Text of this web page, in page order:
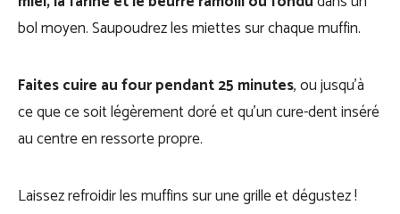
bol moyen. Saupoudrez les miettes sur chaque muffin.
Faites cuire au four pendant 25 minutes, ou jusqu’à
ce que ce soit légèrement doré et qu’un cure-dent inséré
au centre en ressorte propre.
Laissez refroidir les muffins sur une grille et dégustez !